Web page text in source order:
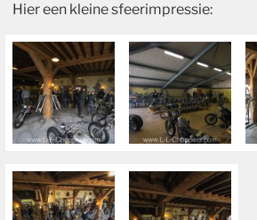
Hier een kleine sfeerimpressie: